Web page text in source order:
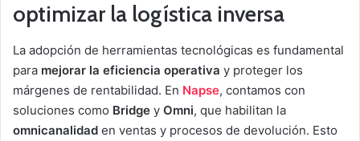
optimizar la logística inversa
La adopción de herramientas tecnológicas es fundamental
para mejorar la eficiencia operativa y proteger los
márgenes de rentabilidad. En Napse, contamos con
soluciones como Bridge y Omni, que habilitan la
omnicanalidad en ventas y procesos de devolución. Esto